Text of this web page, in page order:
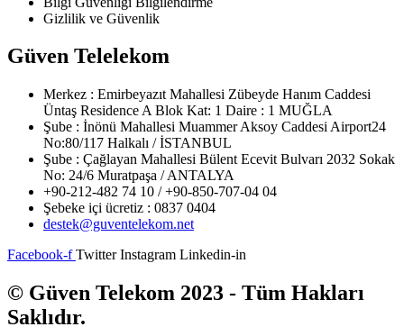
Gizlilik ve Güvenlik
Güven Telelekom
Merkez : Emirbeyazıt Mahallesi Zübeyde Hanım Caddesi
Üntaş Residence A Blok Kat: 1 Daire : 1 MUĞLA
Şube : İnönü Mahallesi Muammer Aksoy Caddesi Airport24
No:80/117 Halkalı / İSTANBUL
Şube : Çağlayan Mahallesi Bülent Ecevit Bulvarı 2032 Sokak
No: 24/6 Muratpaşa / ANTALYA
+90-212-482 74 10 / +90-850-707-04 04
Şebeke içi ücretiz : 0837 0404
destek@guventelekom.net
Facebook-f Twitter Instagram Linkedin-in
© Güven Telekom 2023 - Tüm Hakları
Saklıdır.